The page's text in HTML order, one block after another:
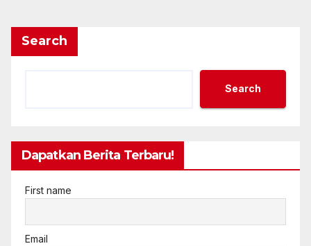
Search
Search
Dapatkan Berita Terbaru!
First name
Email